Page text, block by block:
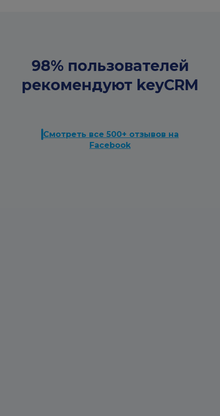
98% пользователей
рекомендуют keyCRM
Смотреть все 500+ отзывов на
Facebook